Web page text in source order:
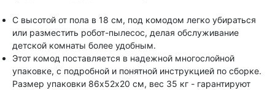
С высотой от пола в 18 см, под комодом легко убираться
или разместить робот-пылесос, делая обслуживание
детской комнаты более удобным.
Этот комод поставляется в надежной многослойной
упаковке, с подробной и понятной инструкцией по сборке.
Размер упаковки 86х52х20 см, вес 35 кг - гарантируют